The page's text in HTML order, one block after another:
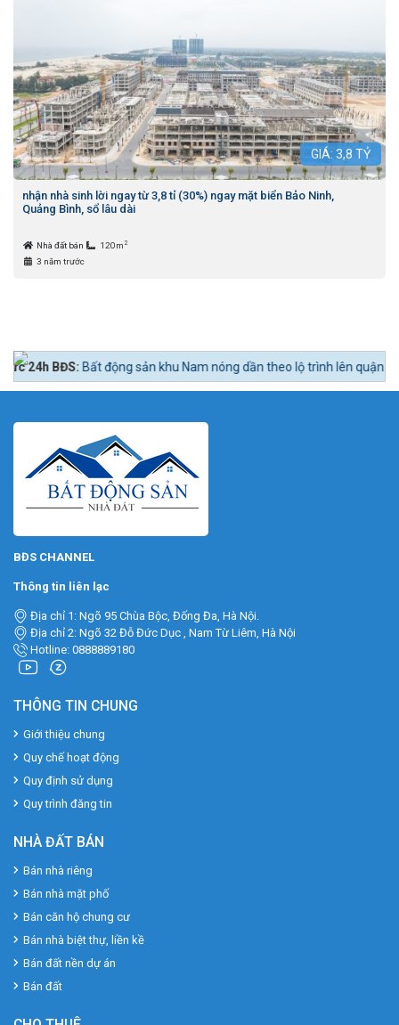
GIÁ: 3,8 TỶ
nhận nhà sinh lời ngay từ 3,8 tỉ (30%) ngay mặt biển Bảo Ninh,
Quảng Bình, sổ lâu dài
Nhà đất bán 120m 2
3 năm trước
BĐS:Bất động sản khu Nam nóng dần theo lộ trình lên quận Nhà Bè.
BĐS CHANNEL
Thông tin liên lạc
Địa chỉ 1: Ngõ 95 Chùa Bộc, Đống Đa, Hà Nội.
Địa chỉ 2: Ngõ 32 Đỗ Đức Dục , Nam Từ Liêm, Hà Nội
Hotline: 0888889180
THÔNG TIN CHUNG
Giới thiệu chung
Quy chế hoạt động
Quy định sử dụng
Quy trình đăng tin
NHÀ ĐẤT BÁN
Bán nhà riêng
Bán nhà mặt phố
Bán căn hộ chung cư
Bán nhà biệt thự, liền kề
Bán đất nền dự án
Bán đất